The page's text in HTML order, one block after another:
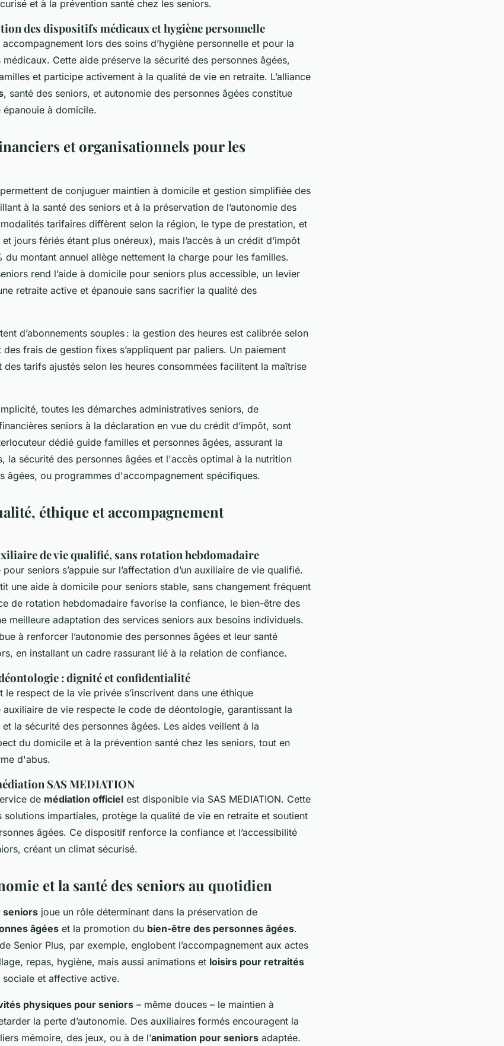
et à la prévention santé chez les seniors.
des dispositifs médicaux et hygiène personnelle
lors des soins d’hygiène personnelle et pour la
Cette aide préserve la sécurité des personnes âgées,
et participe activement à la qualité de vie en retraite. L’alliance
, santé des seniors, et autonomie des personnes âgées constitue
épanouie à domicile.
et organisationnels pour les
permettent de conjuguer maintien à domicile et gestion simplifiée des
à la santé des seniors et à la préservation de l’autonomie des
tarifaires diffèrent selon la région, le type de prestation, et
jours fériés étant plus onéreux), mais l’accès à un crédit d’impôt
du montant annuel allège nettement la charge pour les familles.
rend l’aide à domicile pour seniors plus accessible, un levier
retraite active et épanouie sans sacrifier la qualité des
d’abonnements souples : la gestion des heures est calibrée selon
frais de gestion fixes s’appliquent par paliers. Un paiement
des tarifs ajustés selon les heures consommées facilitent la maîtrise
toutes les démarches administratives seniors, de
seniors à la déclaration en vue du crédit d’impôt, sont
dédié guide familles et personnes âgées, assurant la
la sécurité des personnes âgées et l'accès optimal à la nutrition
âgées, ou programmes d'accompagnement spécifiques.
éthique et accompagnement
de vie qualifié, sans rotation hebdomadaire
seniors s’appuie sur l’affectation d’un auxiliaire de vie qualifié.
une aide à domicile pour seniors stable, sans changement fréquent
de rotation hebdomadaire favorise la confiance, le bien-être des
meilleure adaptation des services seniors aux besoins individuels.
à renforcer l’autonomie des personnes âgées et leur santé
en installant un cadre rassurant lié à la relation de confiance.
: dignité et confidentialité
le respect de la vie privée s’inscrivent dans une éthique
de vie respecte le code de déontologie, garantissant la
la sécurité des personnes âgées. Les aides veillent à la
du domicile et à la prévention santé chez les seniors, tout en
d'abus.
SAS MEDIATION
de médiation officiel est disponible via SAS MEDIATION. Cette
solutions impartiales, protège la qualité de vie en retraite et soutient
âgées. Ce dispositif renforce la confiance et l’accessibilité
créant un climat sécurisé.
et la santé des seniorsau quotidien
seniors joue un rôle déterminant dans la préservation de
âgées et la promotion du bien-être des personnes âgées.
de Senior Plus, par exemple, englobent l’accompagnement aux actes
repas, hygiène, mais aussi animations et loisirs pour retraités
et affective active.
physiques pour seniors – même douces – le maintien à
la perte d’autonomie. Des auxiliaires formés encouragent la
mémoire, des jeux, ou à de l’animation pour seniors adaptée.